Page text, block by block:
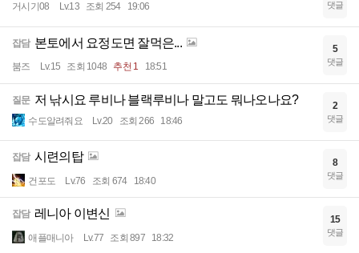
거시기08 Lv.13 조회 254 19:06 댓글
잡담 본토에서 요정도면 잘먹은...
붐즈 Lv.15 조회 1048 추천 1 18:51
5
댓글
질문 저 낚시요 루비나 블랙루비나 말고도 뭐나오나요?
수도알려줘요 Lv.20 조회 266 18:46
2
댓글
잡담 시련의탑
건포도 Lv.76 조회 674 18:40
8
댓글
잡담 레니아 이변신
애플매니아 Lv.77 조회 897 18:32
15
댓글